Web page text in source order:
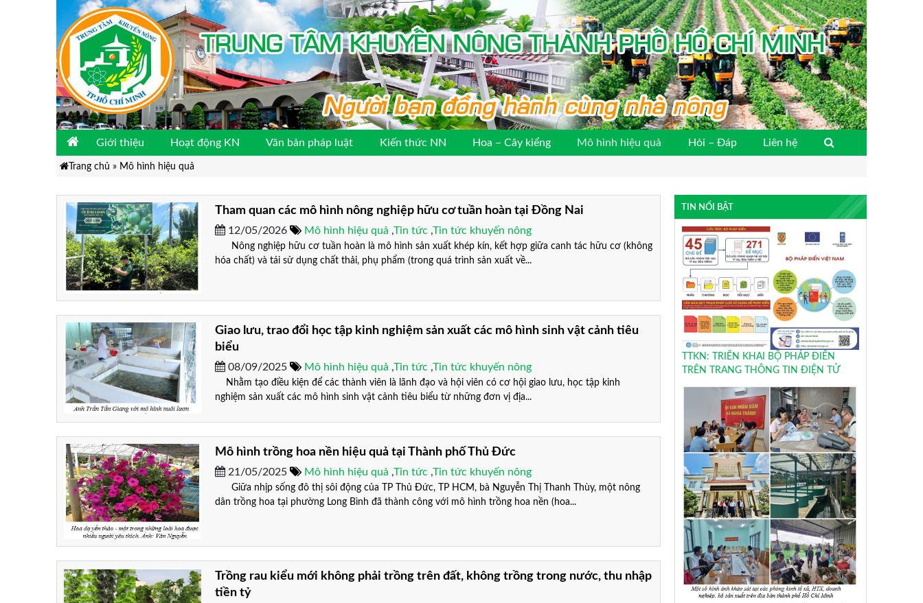
Giới thiệu Hoạt động KN Văn bản pháp luật Kiến thức NN Hoa – Cây kiểng Mô hình hiệu quả Hỏi – Đáp Liên hệ
Trang chủ » Mô hình hiệu quả
Tham quan các mô hình nông nghiệp hữu cơ tuần hoàn tại Đồng Nai
12/05/2026 Mô hình hiệu quả ,Tin tức ,Tin tức khuyến nông
Nông nghiệp hữu cơ tuần hoàn là mô hình sản xuất khép kín, kết hợp giữa canh tác hữu cơ (không
hóa chất) và tái sử dụng chất thải, phụ phẩm (trong quá trình sản xuất về...
Giao lưu, trao đổi học tập kinh nghiệm sản xuất các mô hình sinh vật cảnh tiêu
biểu
08/09/2025 Mô hình hiệu quả ,Tin tức ,Tin tức khuyến nông
Nhằm tạo điều kiện để các thành viên là lãnh đạo và hội viên có cơ hội giao lưu, học tập kinh
nghiệm sản xuất các mô hình sinh vật cảnh tiêu biểu từ những đơn vị địa...
Mô hình trồng hoa nền hiệu quả tại Thành phố Thủ Đức
21/05/2025 Mô hình hiệu quả ,Tin tức ,Tin tức khuyến nông
Giữa nhịp sống đô thị sôi động của TP Thủ Đức, TP HCM, bà Nguyễn Thị Thanh Thùy, một nông
dân trồng hoa tại phường Long Bình đã thành công với mô hình trồng hoa nền (hoa...
Trồng rau kiểu mới không phải trồng trên đất, không trồng trong nước, thu nhập
tiền tỷ
TIN NỔI BẬT
TTKN: TRIỂN KHAI BỘ PHÁP ĐIỂN
TRÊN TRANG THÔNG TIN ĐIỆN TỬ